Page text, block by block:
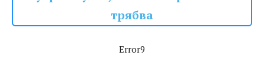
трябва
Error9